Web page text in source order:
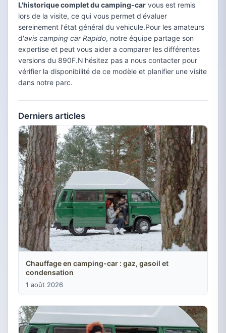
L'historique complet du camping-car vous est remis
lors de la visite, ce qui vous permet d'évaluer
sereinement l'état général du vehicule.Pour les amateurs
d'avis camping car Rapido, notre équipe partage son
expertise et peut vous aider a comparer les différentes
versions du 890F.N'hésitez pas a nous contacter pour
vérifier la disponibilité de ce modèle et planifier une visite
dans notre parc.
Derniers articles
Chauffage en camping-car : gaz, gasoil et
condensation
1 août 2026